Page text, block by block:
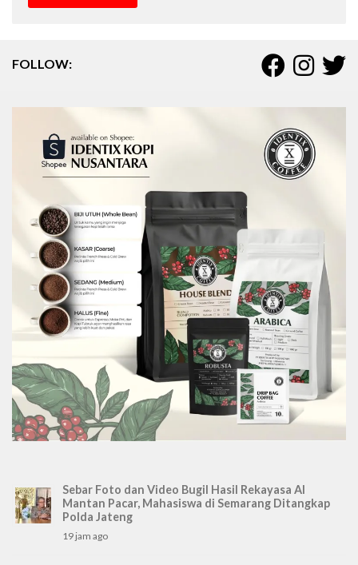
FOLLOW:
Sebar Foto dan Video Bugil Hasil Rekayasa AI
Mantan Pacar, Mahasiswa di Semarang Ditangkap
Polda Jateng
19 jam ago